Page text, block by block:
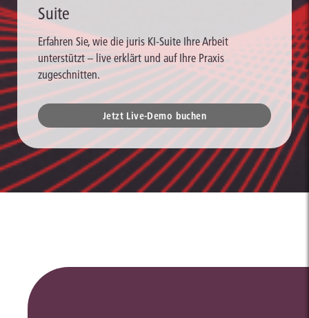
Suite
Erfahren Sie, wie die juris KI-Suite Ihre Arbeit
unterstützt – live erklärt und auf Ihre Praxis
zugeschnitten.
Jetzt Live-Demo buchen